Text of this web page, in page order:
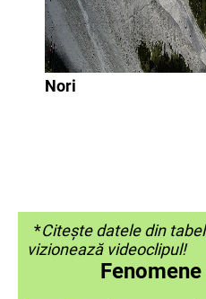
Nori
*Citește datele din
vizionează videoclipul!